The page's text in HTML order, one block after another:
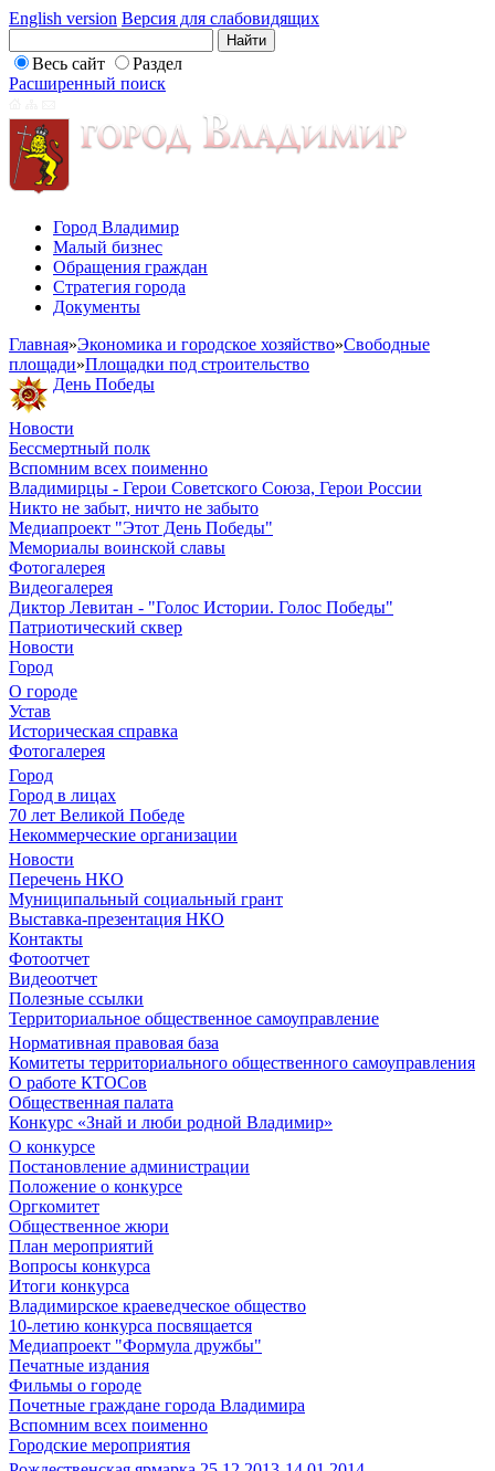
English version Версия для слабовидящих
Весь сайт
Раздел
Расширенный поиск
Город Владимир
Малый бизнес
Обращения граждан
Стратегия города
Документы
Главная»Экономика и городское хозяйство»Свободные
площади»Площадки под строительство
День Победы
Новости
Бессмертный полк
Вспомним всех поименно
Владимирцы - Герои Советского Союза, Герои России
Никто не забыт, ничто не забыто
Медиапроект "Этот День Победы"
Мемориалы воинской славы
Фотогалерея
Видеогалерея
Диктор Левитан - "Голос Истории. Голос Победы"
Патриотический сквер
Новости
Город
О городе
Устав
Историческая справка
Фотогалерея
Город
Город в лицах
70 лет Великой Победе
Некоммерческие организации
Новости
Перечень НКО
Муниципальный социальный грант
Выставка-презентация НКО
Контакты
Фотоотчет
Видеоотчет
Полезные ссылки
Территориальное общественное самоуправление
Нормативная правовая база
Комитеты территориального общественного самоуправления
О работе КТОСов
Общественная палата
Конкурс «Знай и люби родной Владимир»
О конкурсе
Постановление администрации
Положение о конкурсе
Оргкомитет
Общественное жюри
План мероприятий
Вопросы конкурса
Итоги конкурса
Владимирское краеведческое общество
10-летию конкурса посвящается
Медиапроект "Формула дружбы"
Печатные издания
Фильмы о городе
Почетные граждане города Владимира
Вспомним всех поименно
Городские мероприятия